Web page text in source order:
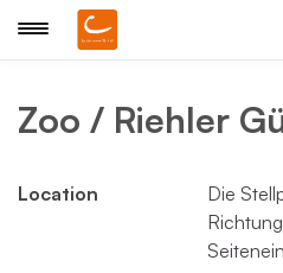
Zoo / Riehler
Location
Die